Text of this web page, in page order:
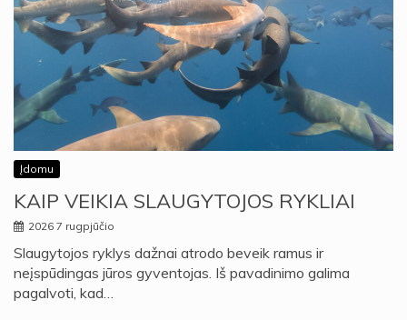
Įdomu
KAIP VEIKIA SLAUGYTOJOS RYKLIAI
2026 7 rugpjūčio
Slaugytojos ryklys dažnai atrodo beveik ramus ir
neįspūdingas jūros gyventojas. Iš pavadinimo galima
pagalvoti, kad…